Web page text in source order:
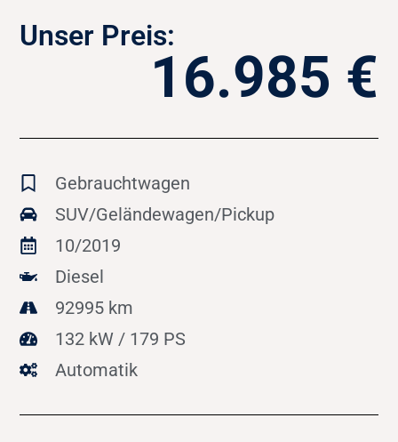
Unser Preis:
16.985 €
Gebrauchtwagen
SUV/Geländewagen/Pickup
10/2019
Diesel
92995 km
132 kW / 179 PS
Automatik